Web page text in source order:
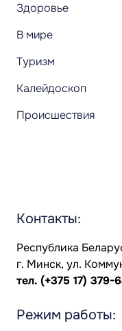
Здоровье
В мире
Туризм
Калейдоскоп
Происшествия
Контакты:
Республика
г. Минск, ул.
тел. (+375 17) 379-
Режим работы: